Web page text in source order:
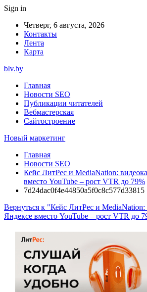
Sign in
Четверг, 6 августа, 2026
Контакты
Лента
Карта
blv.by
Главная
Новости SEO
Публикации читателей
Вебмастерская
Сайтостроение
Новый маркетинг
Главная
Новости SEO
Кейс ЛитРес и MediaNation:
вместо YouTube – рост VTR до 79%
7d24dac0f4e44850a5f0c8c577d33815
Вернуться к "Кейс ЛитРес и
Яндексе вместо YouTube – рост VTR до